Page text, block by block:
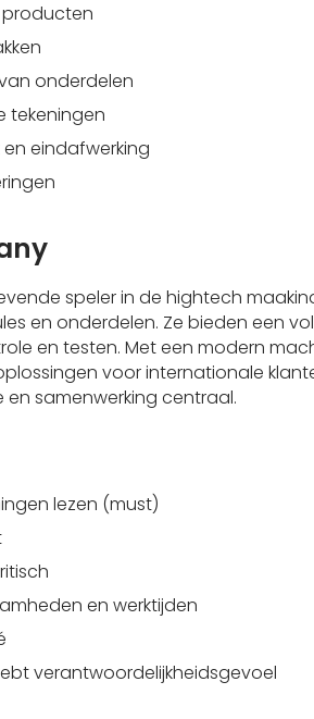
producten
onderdelen
tekeningen
eindafwerking
speler in de hightech
en onderdelen. Ze bieden een
en testen. Met een modern
voor internationale
samenwerking centraal.
lezen (must)
en werktijden
verantwoordelijkheidsgevoel